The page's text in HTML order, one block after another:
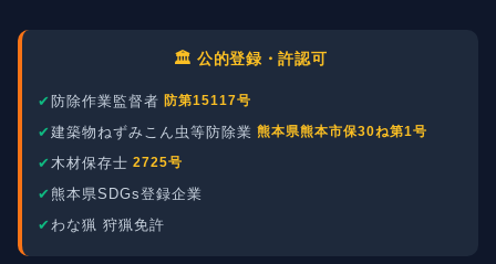
🏛️ 公的登録・許認可
防除作業監督者 防第15117号
建築物ねずみこん虫等防除業 熊本県熊本市保30ね第1号
木材保存士 2725号
熊本県SDGs登録企業
わな猟 狩猟免許